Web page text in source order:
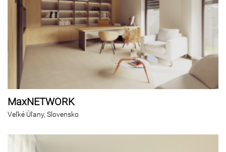
MaxNETWORK
Veľké Úľany, Slovensko